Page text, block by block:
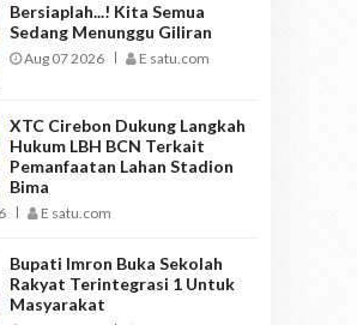
Bersiaplah...! Kita Semua
Sedang Menunggu Giliran
Aug 07 2026 E satu.com
XTC Cirebon Dukung Langkah
Hukum LBH BCN Terkait
Pemanfaatan Lahan Stadion
Bima
E satu.com
Bupati Imron Buka Sekolah
Rakyat Terintegrasi 1 Untuk
Masyarakat